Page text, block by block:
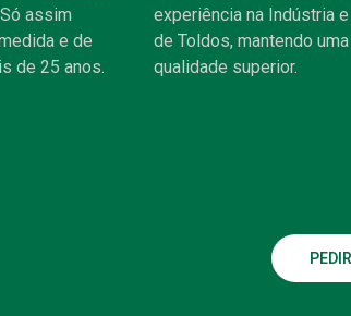
assim
e de
de 25 anos.
experiência na Indústria
de Toldos, mantendo
qualidade superior.